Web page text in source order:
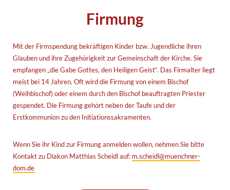
Firmung
Mit der Firmspendung bekräftigen Kinder bzw. Jugendliche ihren
Glauben und ihre Zugehörigkeit zur Gemeinschaft der Kirche. Sie
empfangen „die Gabe Gottes, den Heiligen Geist“. Das Firmalter liegt
meist bei 14 Jahren. Oft wird die Firmung von einem Bischof
(Weihbischof) oder einem durch den Bischof beauftragten Priester
gespendet. Die Firmung gehört neben der Taufe und der
Erstkommunion zu den Initiationssakramenten.
Wenn Sie ihr Kind zur Firmung anmelden wollen, nehmen Sie bitte
Kontakt zu Diakon Matthias Scheidl auf: m.scheidl@muenchner-
dom.de